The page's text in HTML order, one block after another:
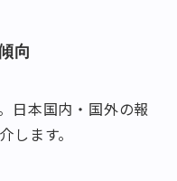
向
日本国内・国外の報
します。